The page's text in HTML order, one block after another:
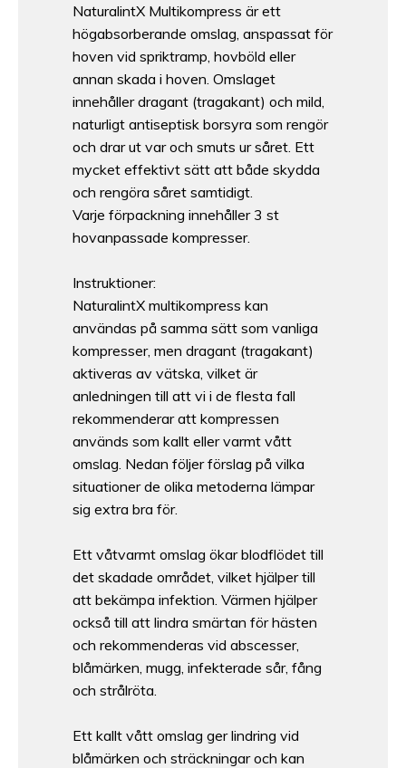
NaturalintX Multikompress är ett
högabsorberande omslag, anspassat för
hoven vid spriktramp, hovböld eller
annan skada i hoven. Omslaget
innehåller dragant (tragakant) och mild,
naturligt antiseptisk borsyra som rengör
och drar ut var och smuts ur såret. Ett
mycket effektivt sätt att både skydda
och rengöra såret samtidigt.
Varje förpackning innehåller 3 st
hovanpassade kompresser.
Instruktioner:
NaturalintX multikompress kan
användas på samma sätt som vanliga
kompresser, men dragant (tragakant)
aktiveras av vätska, vilket är
anledningen till att vi i de flesta fall
rekommenderar att kompressen
används som kallt eller varmt vått
omslag. Nedan följer förslag på vilka
situationer de olika metoderna lämpar
sig extra bra för.
Ett våtvarmt omslag ökar blodflödet till
det skadade området, vilket hjälper till
att bekämpa infektion. Värmen hjälper
också till att lindra smärtan för hästen
och rekommenderas vid abscesser,
blåmärken, mugg, infekterade sår, fång
och strålröta.
Ett kallt vått omslag ger lindring vid
blåmärken och sträckningar och kan